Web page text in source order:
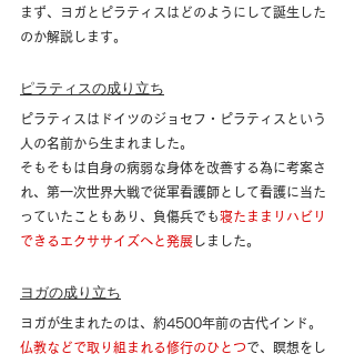
まず、ヨガとピラティスはどのようにして誕生した
のか解説します。
ピラティスの成り立ち
ピラティスはドイツのジョセフ・ピラティスという
人の名前から生まれました。
そもそもは自身の病弱な身体を改善する為に考案さ
れ、第一次世界大戦で従軍看護師として看護に当た
っていたこともあり、負傷兵でも寝たままリハビリ
できるエクササイズへと発展 しました。
ヨガの成り立ち
ヨガが生まれたのは、約4500年前の古代インド。
仏教などで取り組まれる修行のひとつで、瞑想をし